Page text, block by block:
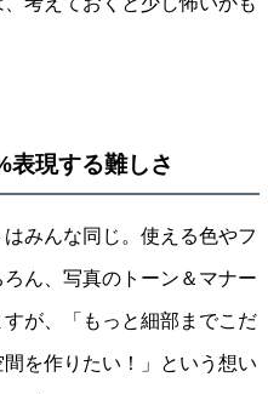
表現する難しさ
みんな同じ。使える色やフ
ん、写真のトーン＆マナー
が、「もっと細部までこだ
を作りたい！」という想い